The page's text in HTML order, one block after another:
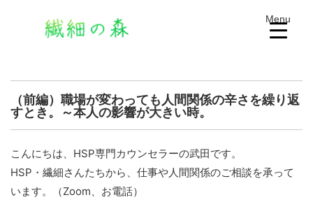
（前編）職場が変わっても人間関係の辛さを繰り返
すとき。～本人の影響が大きい時。
こんにちは、HSP専門カウンセラーの武田です。
HSP・繊細さんたちから、仕事や人間関係のご相談を承って
います。（Zoom、お電話）
Menu